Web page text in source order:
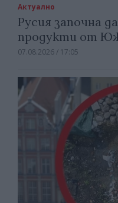
Актуално
Русия започна
продукти от
07.08.2026 / 17:05